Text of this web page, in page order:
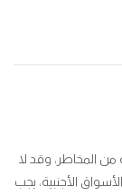
من المخاطر، وقد لا
الأجنبية، يجب